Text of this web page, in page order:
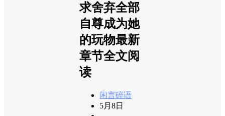
求舍弃全部
自尊成为她
的玩物最新
章节全文阅
读
闲言碎语
5月8日